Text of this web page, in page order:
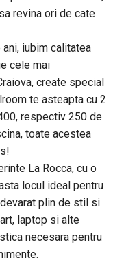
revina ori de cate
iubim calitatea
cele mai
create special
te asteapta cu 2
respectiv 250 de
toate acestea
La Rocca, cu o
locul ideal pentru
plin de stil si
laptop si alte
necesara pentru